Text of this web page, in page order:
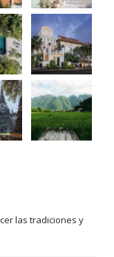
las tradiciones y